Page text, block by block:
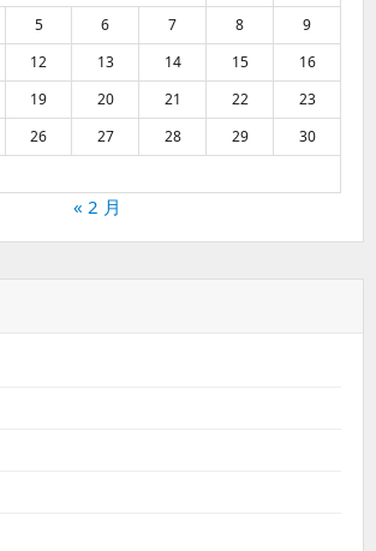
5 6 7 8
9
12 13 14 15
16
19 20 21 22
23
26 27 28 29
30
« 2 月